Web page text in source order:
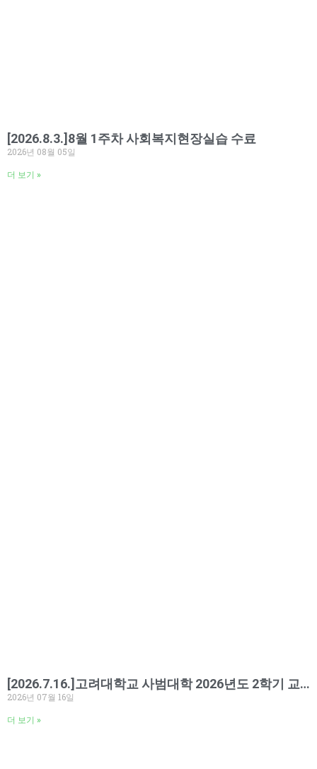
[2026.8.3.]8월 1주차 사회복지현장실습 수료
2026년 08월 05일
더 보기 »
[2026.7.16.]고려대학교 사범대학 2026년도 2학기 교육봉사 오리엔테이션 실시
2026년 07월 16일
더 보기 »